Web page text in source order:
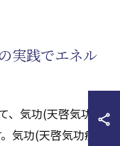
実践でエネル
、気功(天啓気功療
気功(天啓気功療